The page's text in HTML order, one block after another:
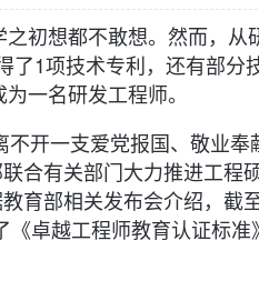
初想都不敢想。然而，从
1项技术专利，还有部分
一名研发工程师。
不开一支爱党报国、敬业
合有关部门大力推进工程
育部相关发布会介绍，截
卓越工程师教育认证标